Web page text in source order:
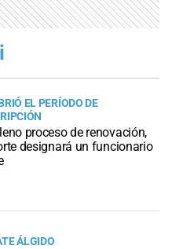
EL PERÍODO DE
proceso de renovación,
designará un funcionario
ÁLGIDO